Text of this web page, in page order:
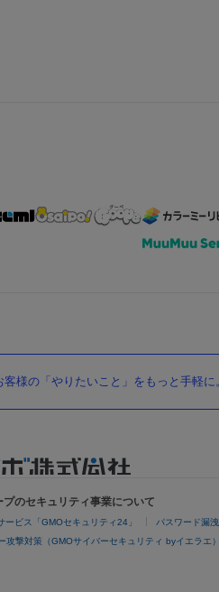
客様の「やりたいこと」をもっと手軽
のセキュリティ事業について
ビス「GMOセキュリティ24」 パスワード漏
攻撃対策（GMOサイバーセキュリティ byイエラエ）